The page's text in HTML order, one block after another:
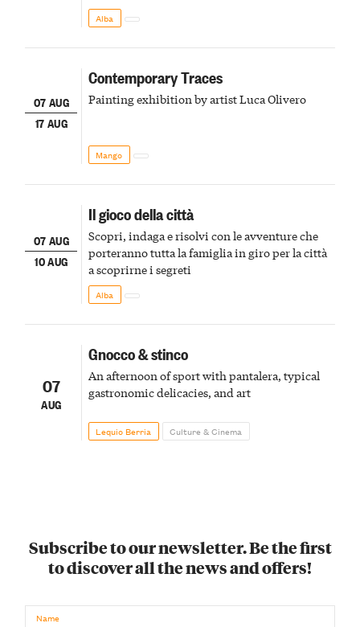
Alba
07 AUG
17 AUG
Contemporary Traces
Painting exhibition by artist Luca Olivero
Mango
07 AUG
10 AUG
Il gioco della città
Scopri, indaga e risolvi con le avventure che
porteranno tutta la famiglia in giro per la città
a scoprirne i segreti
Alba
07
AUG
Gnocco & stinco
An afternoon of sport with pantalera, typical
gastronomic delicacies, and art
Lequio Berria Culture & Cinema
Subscribe to our newsletter. Be the first
to discover all the news and offers!
Name